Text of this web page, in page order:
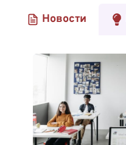
Новости